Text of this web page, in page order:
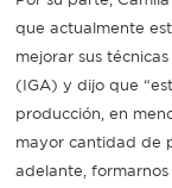
que actualmente
mejorar sus
(IGA) y dijo que
producción, en
mayor cantidad de
adelante,